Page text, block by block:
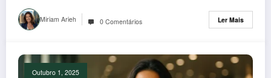
Miriam Arieh 0 Comentários Ler Mais
Outubro 1, 2025